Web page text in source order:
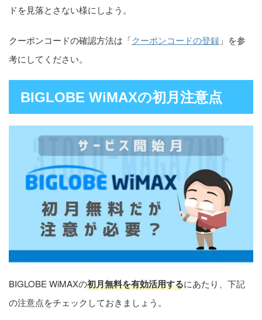
ドを見落とさない様にしよう。
クーポンコードの確認方法は「クーポンコードの登録 」を参
考にしてください。
BIGLOBE WiMAXの初月注意点
BIGLOBE WiMAXの初月無料を有効活用するにあたり、下記
の注意点をチェックしておきましょう。